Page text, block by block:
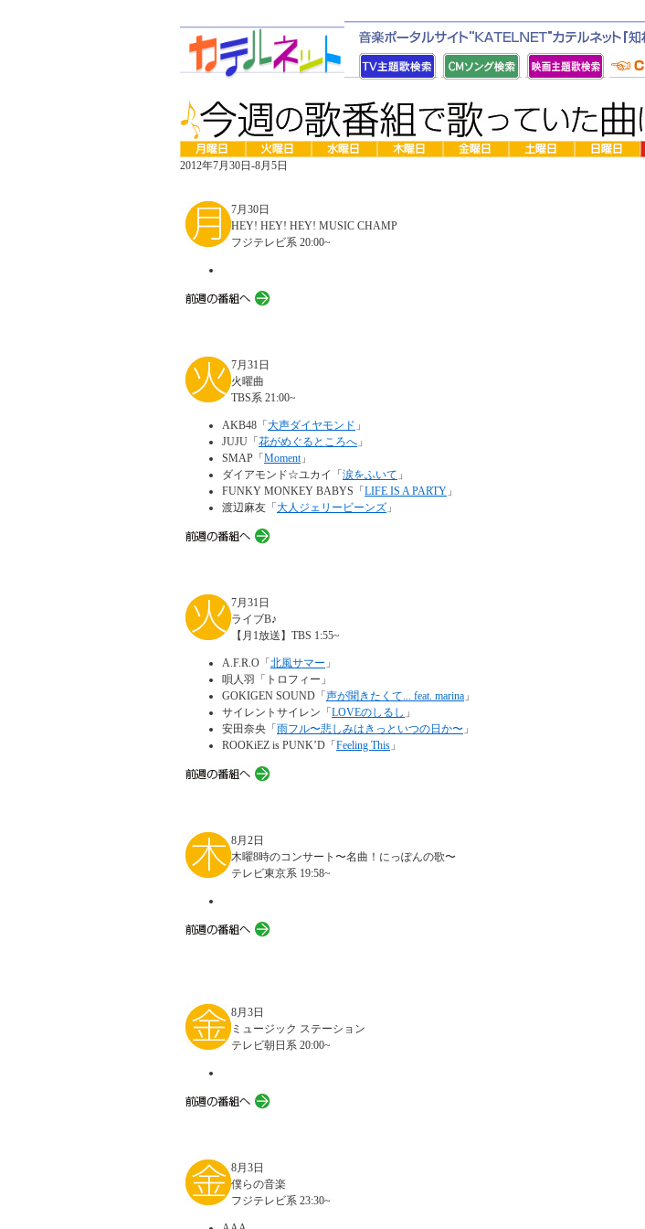
2012年7月30日-8月5日
7月30日
HEY! HEY! HEY! MUSIC CHAMP
フジテレビ系 20:00~
7月31日
火曜曲
TBS系 21:00~
AKB48「 大声ダイヤモンド 」
JUJU「 花がめぐるところへ 」
SMAP「 Moment」
ダイアモンド☆ユカイ「 涙をふいて 」
FUNKY MONKEY BABYS「 LIFE IS A PARTY 」
渡辺麻友「 大人ジェリービーンズ 」
7月31日
ライブB♪
【月1放送】TBS 1:55~
A.F.R.O「 北風サマー 」
唄人羽「トロフィー」
GOKIGEN SOUND「 声が聞きたくて... feat. marina 」
サイレントサイレン「 LOVEのしるし 」
安田奈央「 雨フル〜悲しみはきっといつの日か〜 」
ROOKiEZ is PUNK’D「 Feeling This 」
8月2日
木曜8時のコンサート〜名曲！にっぽんの歌〜
テレビ東京系 19:58~
8月3日
ミュージック ステーション
テレビ朝日系 20:00~
8月3日
僕らの音楽
フジテレビ系 23:30~